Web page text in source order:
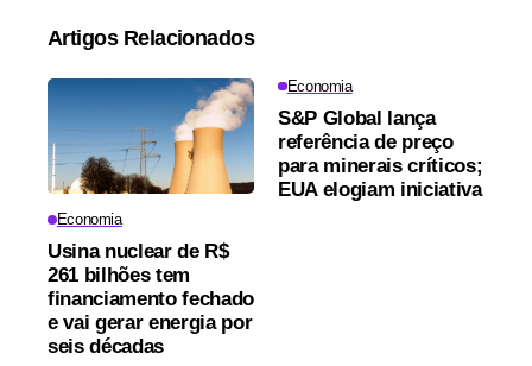
Artigos Relacionados
Economia
Usina nuclear de R$
261 bilhões tem
financiamento fechado
e vai gerar energia por
seis décadas
Economia
S&P Global lança
referência de preço
para minerais críticos;
EUA elogiam iniciativa